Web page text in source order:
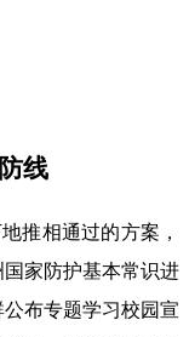
线
推相通过的方案，
家防护基本常识进
布专题学习校园宣